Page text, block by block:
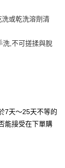
行
業銀行
須另外申請。
轉到大哥付的交易
，確認付款後即完
面所載為準。
期系統評分，恕無
。 讓您購物簡單
或乾洗溶劑清
洗,不可搓揉與脫
7天～25天不等的
能接受在下單購